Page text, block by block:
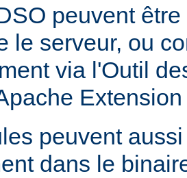
peuvent
le serveur, ou
via l'Outil
peuvent
dans le